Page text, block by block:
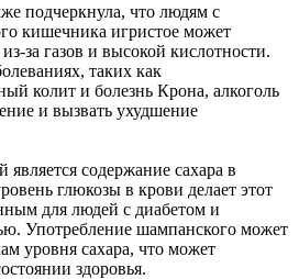
подчеркнула, что людям с
кишечника игристое может
за газов и высокой кислотности.
таких как
колит и болезнь Крона, алкоголь
и вызвать ухудшение
содержание сахара в
глюкозы в крови делает этот
для людей с диабетом и
Употребление шампанского может
уровня сахара, что может
здоровья.